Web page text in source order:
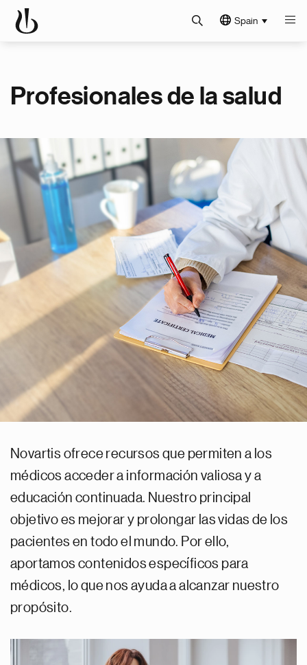
Spain
Profesionales de la salud
Novartis ofrece recursos que permiten a los
médicos acceder a información valiosa y a
educación continuada. Nuestro principal
objetivo es mejorar y prolongar las vidas de los
pacientes en todo el mundo. Por ello,
aportamos contenidos específicos para
médicos, lo que nos ayuda a alcanzar nuestro
propósito.